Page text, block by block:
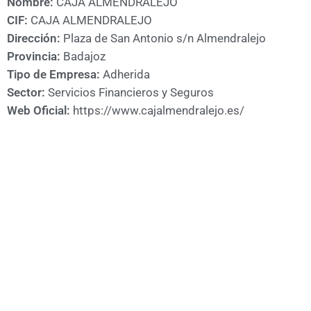
A
CÁMARA
CIF: CAJA ALMENDRALEJO
Dirección: Plaza de San Antonio s/n Almendralejo
Provincia: Badajoz
Tipo de Empresa: Adherida
Sector: Servicios Financieros y Seguros
Web Oficial: https://www.cajalmendralejo.es/